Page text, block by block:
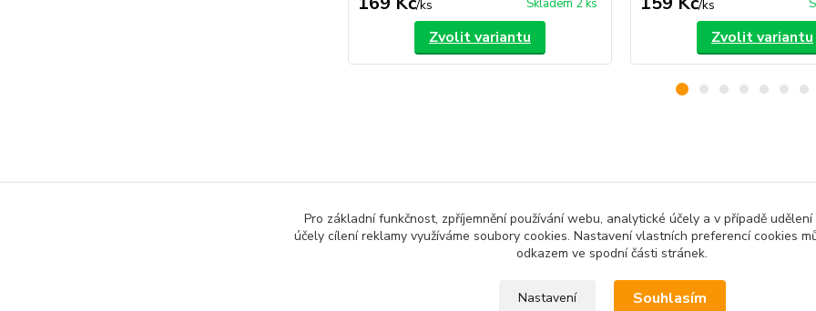
/ks Skladem 2 ks
Zvolit variantu
/ks
Zvolit variantu
Dětské oblečení Dětské kalhoty
Pro základní funkčnost, zpříjemnění používání webu, analytické účely a v případě
účely cílení reklamy využíváme soubory cookies. Nastavení vlastních preferencí cookies
odkazem ve spodní části stránek.
Nastavení Souhlasím